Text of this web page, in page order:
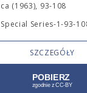
(1963), 93-108
Series-1-93-
SZCZEGÓŁY